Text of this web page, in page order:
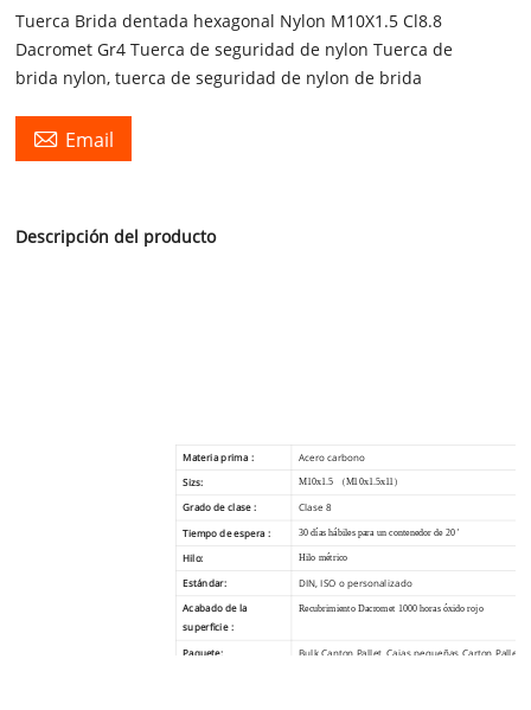
Tuerca Brida dentada hexagonal Nylon M10X1.5 Cl8.8
Dacromet Gr4 Tuerca de seguridad de nylon Tuerca de
brida nylon, tuerca de seguridad de nylon de brida
 Email
Descripción del producto
Materia prima :
Acero carbono
Sizs:
M10x1.5 （M10x1.5x11）
Grado de clase : Clase 8
Tiempo de espera : 30 días hábiles para un contenedor de 20 '
Hilo: Hilo métrico
Estándar:
DIN, ISO o personalizado
Acabado de la
superficie :
Recubrimiento Dacromet 1000 horas óxido rojo
Paquete:
Bulk Canton Pallet, Cajas pequeñas Carton Pallet,